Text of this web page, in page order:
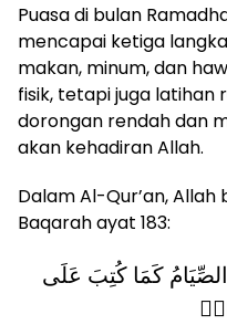
Puasa di bulan
mencapai ketiga
makan, minum, dan
fisik, tetapi juga latihan
dorongan rendah dan
akan kehadiran Allah.
Dalam Al-Qur’an,
Baqarah ayat 183:
الصِّيَامُ كَمَا كُتِبَ عَلَى